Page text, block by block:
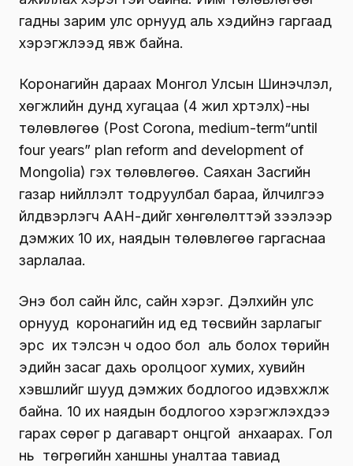
гадны зарим улс орнууд аль хэдийнэ гаргаад
хэрэгжүүлээд явж байна.
Коронагийн дараах Монгол Улсын Шинэчлэл,
хөгжлийн дунд хугацаа (4 жил хүртэлх)-ны
төлөвлөгөө (Post Corona, medium-term“until
four years” plan reform and development of
Mongolia) гэх төлөвлөгөө. Саяхан Засгийн
газар нийлүүлэлт тодруулбал бараа, үйлчилгээ
үйлдвэрлэгч ААН-үүдийг хөнгөлөлттэй зээлээр
дэмжих 10 их, наядын төлөвлөгөө гаргаснаа
зарлалаа.
Энэ бол сайн үйлс, сайн хэрэг. Дэлхийн улс
орнууд коронагийн ид үед төсвийн зарлагыг
эрс их тэлсэн ч одоо бол аль болох төрийн
эдийн засаг дахь оролцоог хумих, хувийн
хэвшлийг шууд дэмжих бодлогоо идэвхжүүлж
байна. 10 их наядын бодлогоо хэрэгжүүлэхдээ
гарах сөрөг үр дагаварт онцгой анхаарах. Гол
нь төгрөгийн ханшны уналтаа тавиад